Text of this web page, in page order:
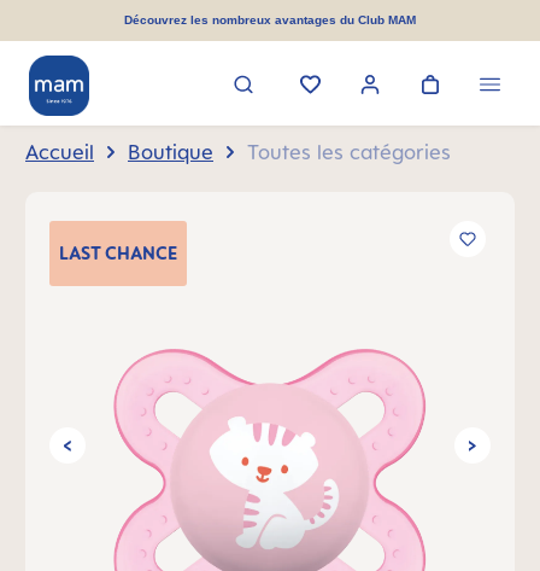
principalDécouvrez les nombreux avantages du Club MAM
Accueil Boutique Toutes les catégories
LASTCHANCE